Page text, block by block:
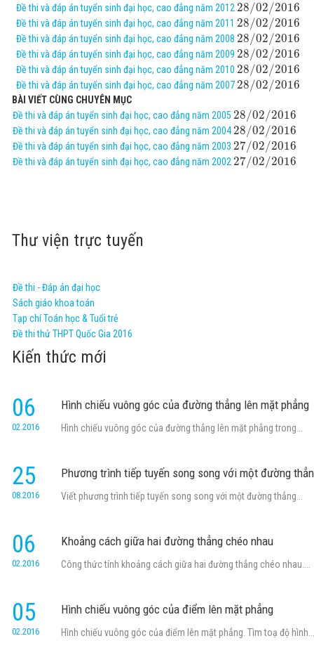
Đề thi và đáp án tuyển sinh đại học, cao đẳng năm 2012 28/02/2016
Đề thi và đáp án tuyển sinh đại học, cao đẳng năm 2011 28/02/2016
Đề thi và đáp án tuyển sinh đại học, cao đẳng năm 2008 28/02/2016
Đề thi và đáp án tuyển sinh đại học, cao đẳng năm 2009 28/02/2016
Đề thi và đáp án tuyển sinh đại học, cao đẳng năm 2010 28/02/2016
Đề thi và đáp án tuyển sinh đại học, cao đẳng năm 2007 28/02/2016
BÀI VIẾT CÙNG CHUYÊN MỤC
Đề thi và đáp án tuyển sinh đại học, cao đẳng năm 2005 28/02/2016
Đề thi và đáp án tuyển sinh đại học, cao đẳng năm 2004 28/02/2016
Đề thi và đáp án tuyển sinh đại học, cao đẳng năm 2003 27/02/2016
Đề thi và đáp án tuyển sinh đại học, cao đẳng năm 2002 27/02/2016
Thư viện trực tuyến
Đề thi - Đáp án đại học
Sách giáo khoa toán
Tạp chí Toán học & Tuổi trẻ
Đề thi thử THPT Quốc Gia 2016
Kiến thức mới
06
02.2016
Hình chiếu vuông góc của đường thẳng lên mặt phẳng
Hình chiếu vuông góc của đường thẳng lên mặt phẳng trong...
25
08.2016
Phương trình tiếp tuyến song song với một đường
Viết phương trình tiếp tuyến song song với một đường thẳng...
06
02.2016
Khoảng cách giữa hai đường thẳng chéo nhau
Công thức tính khoảng cách giữa hai đường thẳng chéo nhau....
05
02.2016
Hình chiếu vuông góc của điểm lên mặt phẳng
Hình chiếu vuông góc của điểm lên mặt phẳng. Tìm toạ độ hình...